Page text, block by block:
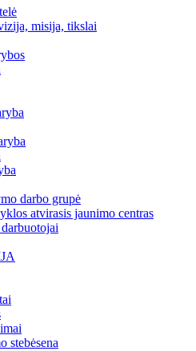
misija, tikslai
darbo grupė
atvirasis jaunimo centras
stebėsena